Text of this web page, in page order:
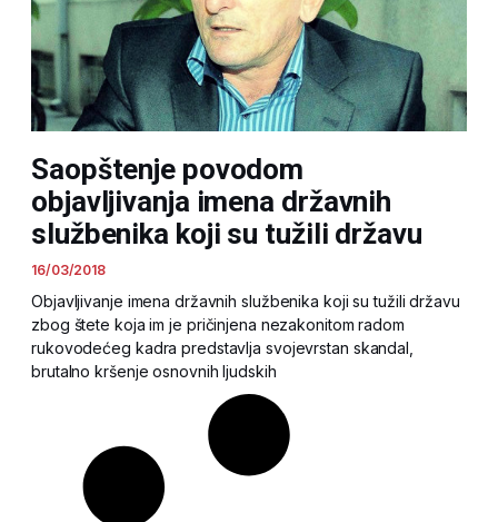
Saopštenje povodom
objavljivanja imena državnih
službenika koji su tužili državu
16/03/2018
Objavljivanje imena državnih službenika koji su tužili državu
zbog štete koja im je pričinjena nezakonitom radom
rukovodećeg kadra predstavlja svojevrstan skandal,
brutalno kršenje osnovnih ljudskih